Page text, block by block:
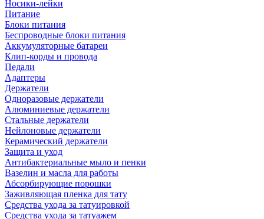
Носики-лейки
Питание
Блоки питания
Беспроводные блоки питания
Аккумуляторные батареи
Клип-корды и провода
Педали
Адаптеры
Держатели
Одноразовые держатели
Алюминиевые держатели
Стальные держатели
Нейлоновые держатели
Керамический держатели
Защита и уход
Антибактериальные мыло и пенки
Вазелин и масла для работы
Абсорбирующие порошки
Заживляющая пленка для тату
Средства ухода за татуировкой
Средства ухода за татуажем